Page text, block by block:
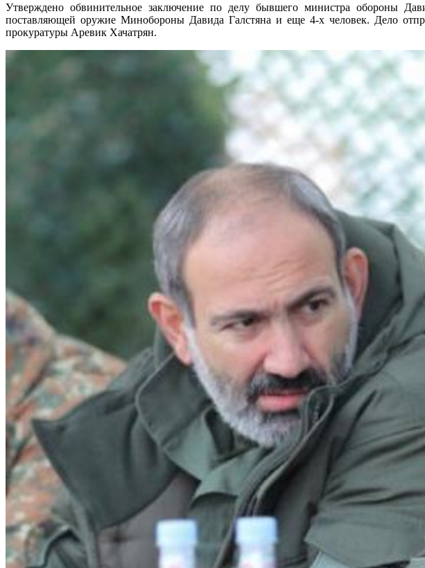
Утверждено обвинительное заключение по делу бывшего министра обороны
поставляющей оружие Минобороны Давида Галстяна и еще 4-х человек. Дело
прокуратуры Аревик Хачатрян.